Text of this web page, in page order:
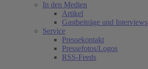
In den Medien
Artikel
Gastbeiträge und Interviews
Service
Pressekontakt
Pressefotos/Logos
RSS-Feeds